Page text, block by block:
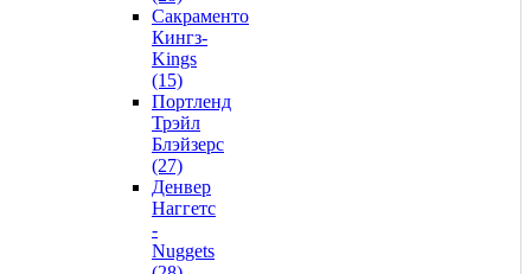
Сакраменто
Кингз-
Kings
(15)
Портленд
Трэйл
Блэйзерс
(27)
Денвер
Наггетс
-
Nuggets